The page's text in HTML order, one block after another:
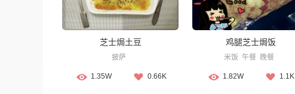
芝士焗土豆
披萨
1.35W 0.66K
鸡腿芝士焗饭
米饭 午餐 晚餐
1.82W 1.1K